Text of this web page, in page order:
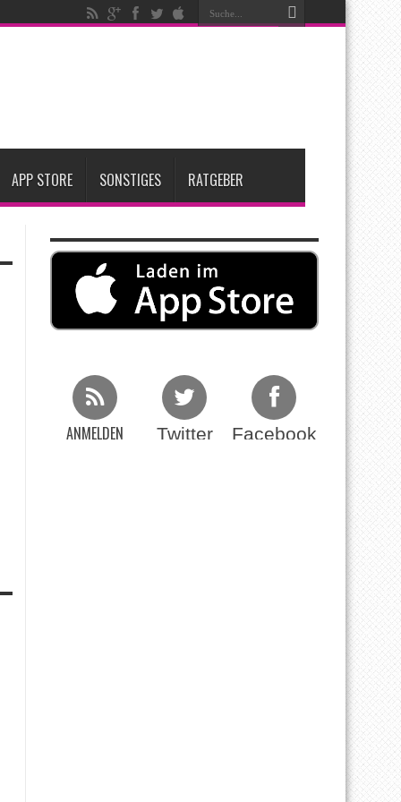
Apple übernimmt Softwarefirma PlasmaSolve
APP STORE SONSTIGES RATGEBER
ANMELDEN Twitter Facebook